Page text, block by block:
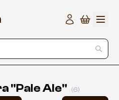
"Pale Ale" (6)